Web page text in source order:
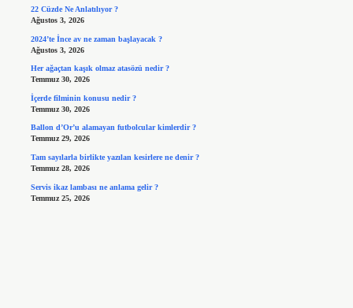
22 Cüzde Ne Anlatılıyor ?
Ağustos 3, 2026
2024’te İnce av ne zaman başlayacak ?
Ağustos 3, 2026
Her ağaçtan kaşık olmaz atasözü nedir ?
Temmuz 30, 2026
İçerde filminin konusu nedir ?
Temmuz 30, 2026
Ballon d’Or’u alamayan futbolcular kimlerdir ?
Temmuz 29, 2026
Tam sayılarla birlikte yazılan kesirlere ne denir ?
Temmuz 28, 2026
Servis ikaz lambası ne anlama gelir ?
Temmuz 25, 2026